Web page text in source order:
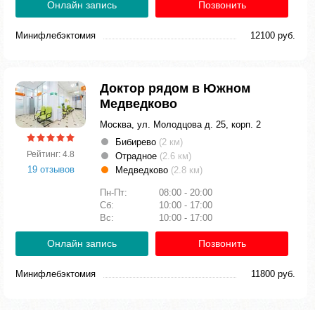
Онлайн запись Позвонить
Минифлебэктомия 12100 руб.
Рейтинг: 4.8
19 отзывов
Доктор рядом в Южном
Медведково
Москва, ул. Молодцова д. 25, корп. 2
Бибирево (2 км)
Отрадное (2.6 км)
Медведково (2.8 км)
Пн-Пт:
08:00 - 20:00
Сб:
10:00 - 17:00
Вс:
10:00 - 17:00
Онлайн запись Позвонить
Минифлебэктомия 11800 руб.